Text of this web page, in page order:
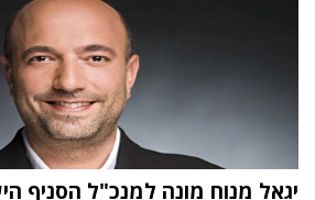
יגאל מנוח מונה למנכ"ל הסניף